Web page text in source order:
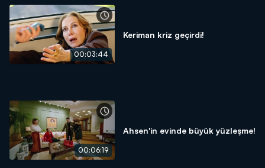
00:03:44
Keriman kriz geçirdi!
00:06:19
Ahsen'in evinde büyük yüzleşme!